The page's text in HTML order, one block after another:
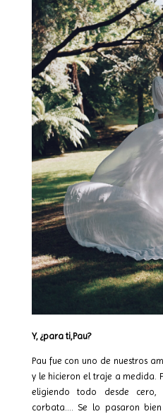
Y, ¿para ti,Pau?
Pau fue con uno de nuestros
y le hicieron el traje a medida.
eligiendo todo desde
corbata…. Se lo pasaron